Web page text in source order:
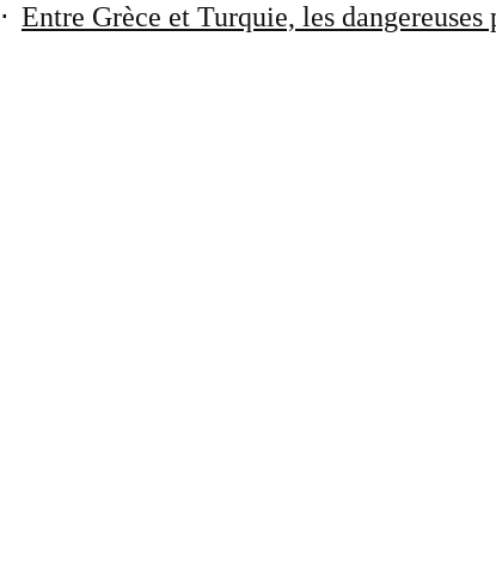
Entre Grèce et Turquie, les dangereuses